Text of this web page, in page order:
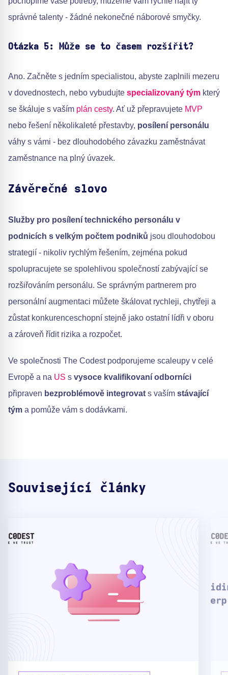
správné talenty - žádné nekonečné náborové smyčky.
Otázka 5: Může se to časem rozšířit?
Ano. Začněte s jedním specialistou, abyste zaplnili mezeru
v dovednostech, nebo vybudujte specializovaný tým který
se škáluje s vaším plán cesty. Ať už přepravujete MVP
nebo řešení několikaleté přestavby, posílení personálu
váhy s vámi - bez dlouhodobého závazku zaměstnávat
zaměstnance na plný úvazek.
Závěrečné slovo
Služby pro posílení technického personálu v
podnicích s velkým počtem podniků jsou dlouhodobou
strategií - nikoliv rychlým řešením, zejména pokud
spolupracujete se spolehlivou společností zabývající se
rozšiřováním personálu. Se správným partnerem pro
personální augmentaci můžete škálovat rychleji, chytřeji a
zůstat konkurenceschopní stejně jako ostatní lídři v oboru
a zároveň řídit rizika a rozpočet.
Ve společnosti The Codest podporujeme scaleupy v celé
Evropě a na US s vysoce kvalifikovaní odborníci
připraven bezproblémově integrovat s vaším stávající
tým a pomůže vám s dodávkami.
Související články